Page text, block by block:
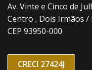
Av. Vinte e Cinco de
Centro , Dois Irmãos /
CEP 93950-000
CRECI 27424J